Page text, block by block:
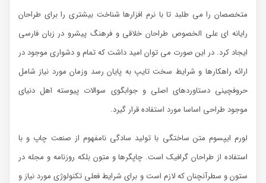
متخصصان را می طلبد تا با نرم افزارها شناخت بیشتری را برای طراحان
رایانه ای علی الخصوص طراحان خلاقی و فرهنگ پیشرو در زبان فارسی
ایجاد کرد. در این صورت می توان امید داشت که تمام و دشواری موجود در
ارائه راهکارها و شرایط سخت تایپ به پایان رسد وزمان مورد نیاز شامل
حروفچینی دستاوردهای اصلی و جوابگوی سوالات پیوسته اهل دنیای
موجود طراحی اساسا مورد استفاده قرار گیرد.
لورم ایپسوم متن ساختگی با تولید سادگی نامفهوم از صنعت چاپ و با
استفاده از طراحان گرافیک است. چاپگرها و متون بلکه روزنامه و مجله در
ستون و سطرآنچنان که لازم است و برای شرایط فعلی تکنولوژی مورد نیاز و